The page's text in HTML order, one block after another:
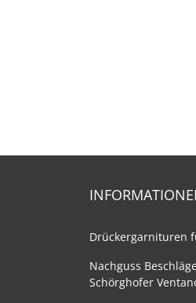
Drückergarnituren
Nachguss
Schörghofer